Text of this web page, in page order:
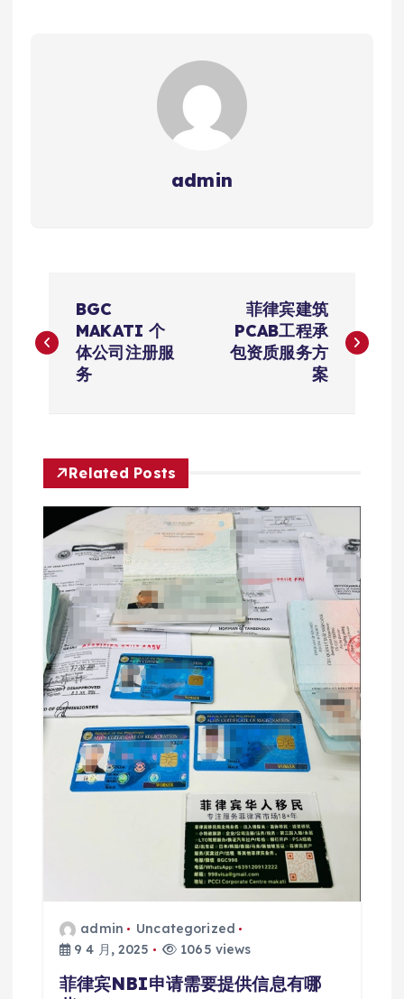
admin
章
BGC
MAKATI 个
体公司注册服
务
菲律宾建筑
PCAB工程承
包资质服务方
案
Related Posts
admin
Uncategorized
9 4 月, 2025
1065 views
菲律宾NBI申请需要提供信息有哪